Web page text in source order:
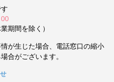
期間を除く）
が生じた場合、電話窓口の縮小
合がございます。